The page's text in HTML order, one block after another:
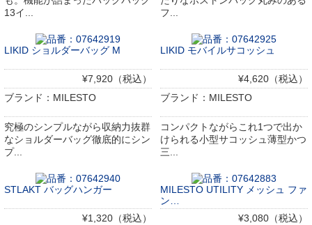
13イ...
フ...
LIKID ショルダーバッグ M
¥7,920（税込）
ブランド：MILESTO
究極のシンプルながら収納力抜群
なショルダーバッグ徹底的にシン
プ...
LIKID モバイルサコッシュ
¥4,620（税込）
ブランド：MILESTO
コンパクトながらこれ1つで出か
けられる小型サコッシュ薄型かつ
三...
STLAKT バッグハンガー
¥1,320（税込）
MILESTO UTILITY メッシュ ファ
ン…
¥3,080（税込）